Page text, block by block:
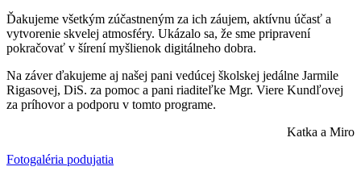
Ďakujeme všetkým zúčastneným za ich záujem, aktívnu účasť a
vytvorenie skvelej atmosféry. Ukázalo sa, že sme pripravení
pokračovať v šírení myšlienok digitálneho dobra.
Na záver ďakujeme aj našej pani vedúcej školskej jedálne Jarmile
Rigasovej, DiS. za pomoc a pani riaditeľke Mgr. Viere Kundľovej
za príhovor a podporu v tomto programe.
Katka a Miro
Fotogaléria podujatia